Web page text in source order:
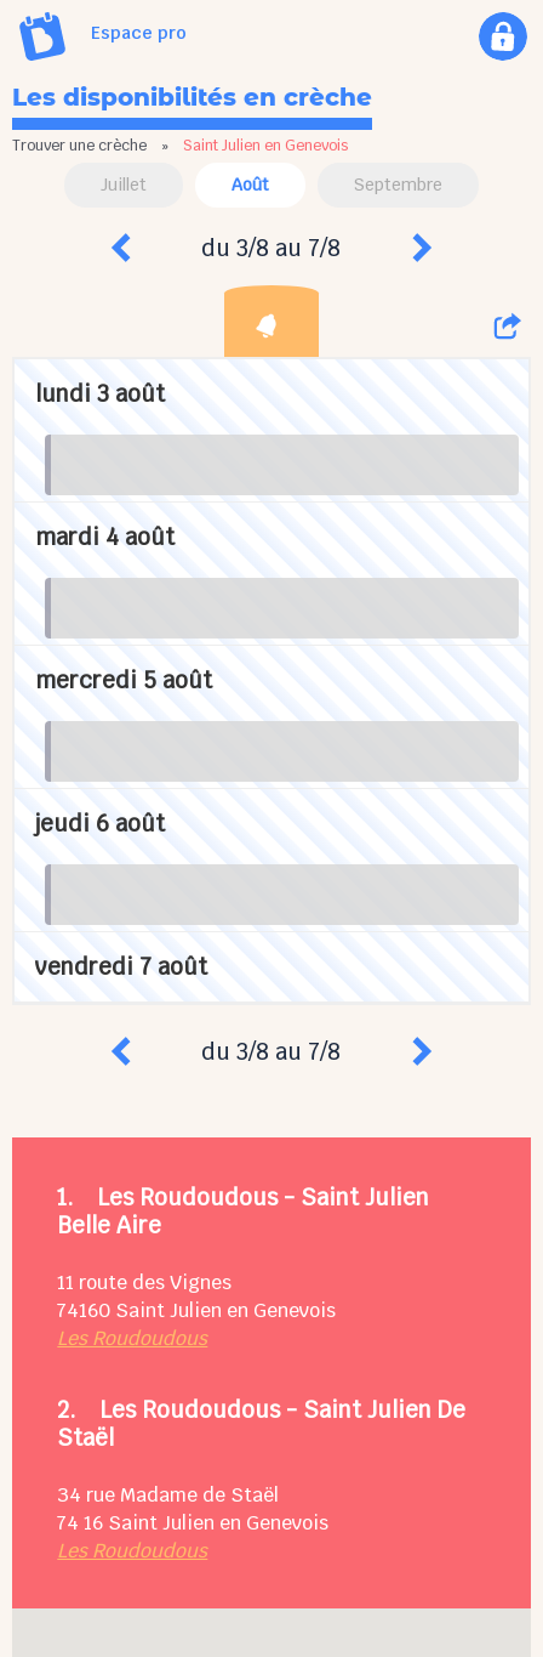
Espace pro
Les disponibilités en crèche
Trouver une crèche » Saint Julien en Genevois
Juillet Août Septembre
du 3/8 au 7/8
lundi 3 août
mardi 4 août
mercredi 5 août
jeudi 6 août
vendredi 7 août
du 3/8 au 7/8
1. Les Roudoudous - Saint Julien
Belle Aire
11 route des Vignes
74160 Saint Julien en Genevois
Les Roudoudous
2. Les Roudoudous - Saint Julien De
Staël
34 rue Madame de Staël
74 16 Saint Julien en Genevois
Les Roudoudous